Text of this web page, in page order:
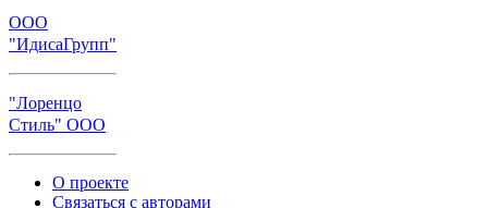
ООО
"ИдисаГрупп"
"Лоренцо
Стиль" ООО
О проекте
Связаться с авторами